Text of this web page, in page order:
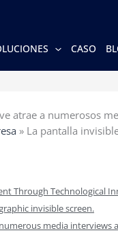
CASO
atrae a numerosos
» La pantalla
Through Technological
invisible screen.
media interviews